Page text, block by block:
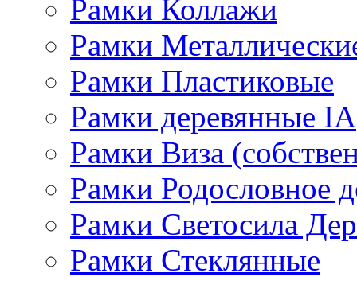
Рамки Коллажи
Рамки
Рамки Пластиковые
Рамки деревянные IA
Рамки Виза
Рамки Родословное
Рамки Светосила
Рамки Стеклянные